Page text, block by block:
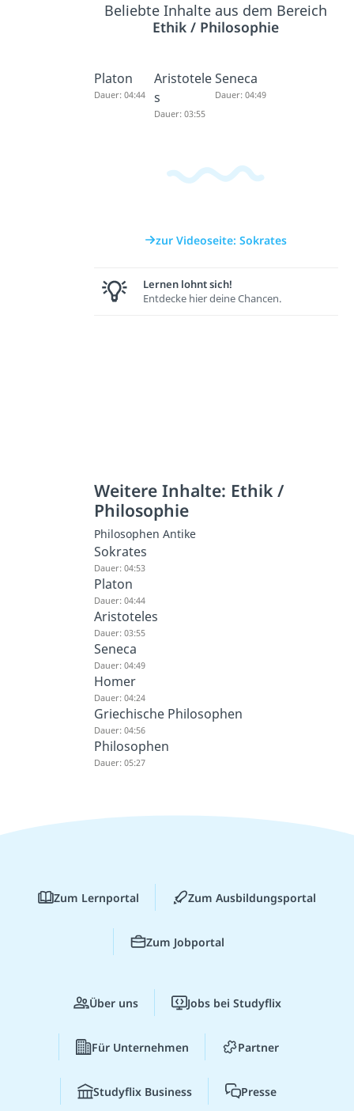
Beliebte Inhalte aus dem Bereich
Ethik / Philosophie
Platon
Dauer: 04:44
Aristotele
s
Dauer: 03:55
Seneca
Dauer: 04:49
zur Videoseite: Sokrates
Lernen lohnt sich!
Entdecke hier deine Chancen.
Weitere Inhalte: Ethik /
Philosophie
Philosophen Antike
Sokrates
Dauer: 04:53
Platon
Dauer: 04:44
Aristoteles
Dauer: 03:55
Seneca
Dauer: 04:49
Homer
Dauer: 04:24
Griechische Philosophen
Dauer: 04:56
Philosophen
Dauer: 05:27
Zum Lernportal Zum Ausbildungsportal
Zum Jobportal
Über uns Jobs bei Studyflix
Für Unternehmen Partner
Studyflix Business Presse